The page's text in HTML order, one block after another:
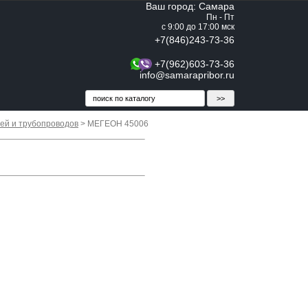
Ваш город: Самара
Пн - Пт
с 9:00 до 17:00 мск
+7(846)243-73-36
+7(962)603-73-36
info@samarapribor.ru
и трубопроводов > МЕГЕОН 45006